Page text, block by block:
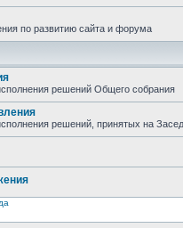
по развитию сайта и форума
решений Общего собрания
решений, принятых на